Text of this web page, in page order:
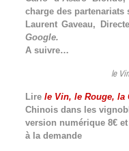
charge des partenariats
Laurent Gaveau,
Google.
A suivre…
le
Lire le Vin, le Rouge, la
Chinois dans les
version numérique 8€
à la demande